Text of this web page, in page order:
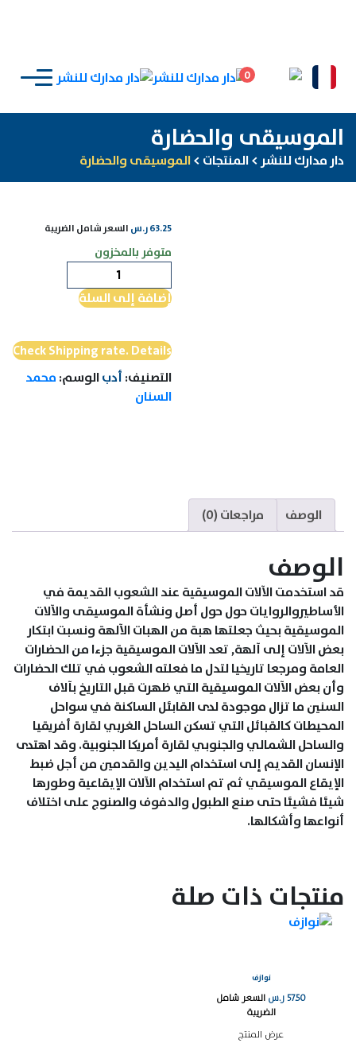
0
الموسيقى والحضارة
دار مدارك للنشر >المنتجات >الموسيقى والحضارة
63.25ر.س السعر شامل الضريبة
متوفر بالمخزون
الموسيقى
والحضارة
إضافة إلى السلة
Check Shipping rate. Details
التصنيف: أدب الوسم: محمد
السنان
الوصف مراجعات (0)
الوصف
قد استخدمت الآلات الموسيقية عند الشعوب القديمة في
الأساطيروالروايات حول حول أصل ونشأة الموسيقى والآلات
الموسيقية بحيث جعلتها هبة من الهبات الآلهة ونسبت ابتكار
بعض الآلات إلى آلهة, تعد الآلات الموسيقية جزءا من الحضارات
العامة ومرجعا تاريخيا لتدل ما فعلته الشعوب في تلك الحضارات
وأن بعض الآلات الموسيقية التي ظهرت قبل التاريخ بآلاف
السنين ما تزال موجودة لدى القابئل الساكنة في سواحل
المحيطات كالقبائل التي تسكن الساحل الغربي لقارة أفريقيا
والساحل الشمالي والجنوبي لقارة أمريكا الجنوبية. وقد اهتدى
الإنسان القديم إلى استخدام اليدين والقدمين من أجل ضبط
الإيقاع الموسيقي ثم تم استخدام الآلات الإيقاعية وطورها
شيئا فشيئا حتى صنع الطبول والدفوف والصنوج على اختلاف
أنواعها وأشكالها.
منتجات ذات صلة
نوازف
57.50ر.س السعر شامل
الضريبة
عرض المنتج